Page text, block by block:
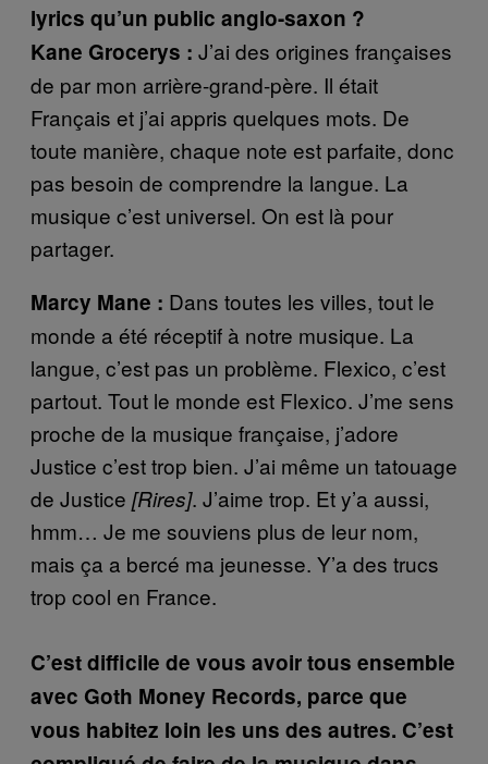
lyrics qu’un public anglo-saxon ?
Kane Grocerys : J’ai des origines françaises
de par mon arrière-grand-père. Il était
Français et j’ai appris quelques mots. De
toute manière, chaque note est parfaite, donc
pas besoin de comprendre la langue. La
musique c’est universel. On est là pour
partager.
Marcy Mane : Dans toutes les villes, tout le
monde a été réceptif à notre musique. La
langue, c’est pas un problème. Flexico, c’est
partout. Tout le monde est Flexico. J’me sens
proche de la musique française, j’adore
Justice c’est trop bien. J’ai même un tatouage
de Justice [Rires]. J’aime trop. Et y’a aussi,
hmm… Je me souviens plus de leur nom,
mais ça a bercé ma jeunesse. Y’a des trucs
trop cool en France.
C’est difficile de vous avoir tous ensemble
avec Goth Money Records, parce que
vous habitez loin les uns des autres. C’est